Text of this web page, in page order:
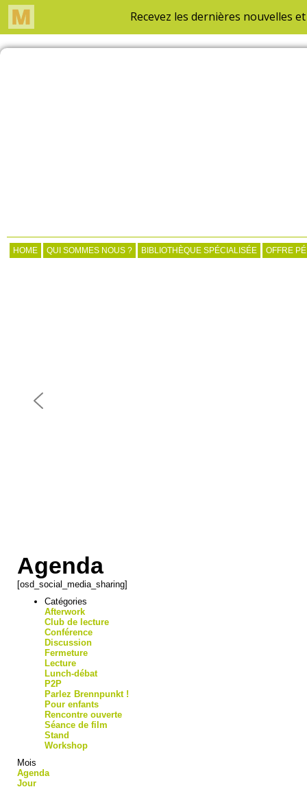
HOME QUI SOMMES NOUS ? BIBLIOTHÈQUE SPÉCIALISÉE OFFRE
Agenda
[osd_social_media_sharing]
Catégories
Afterwork
Club de lecture
Conférence
Discussion
Fermeture
Lecture
Lunch-débat
P2P
Parlez Brennpunkt !
Pour enfants
Rencontre ouverte
Séance de film
Stand
Workshop
Mois
Agenda
Jour